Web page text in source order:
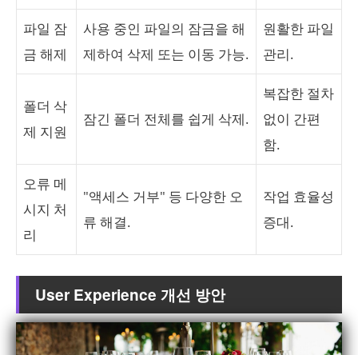
파일 잠
금 해제
사용 중인 파일의 잠금을 해
제하여 삭제 또는 이동 가능.
원활한 파일
관리.
폴더 삭
제 지원
잠긴 폴더 전체를 쉽게 삭제.
복잡한 절차
없이 간편
함.
오류 메
시지 처
리
"액세스 거부" 등 다양한 오
류 해결.
작업 효율성
증대.
User Experience 개선 방안